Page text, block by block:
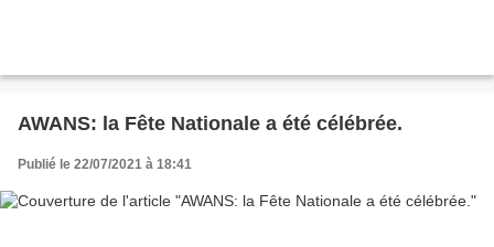
AWANS: la Fête Nationale a été célébrée.
Publié le 22/07/2021 à 18:41